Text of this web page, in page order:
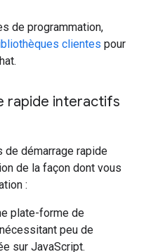
de programmation,
clientes pour
rapide interactifs
démarrage rapide
de la façon dont vous
:
plate-forme de
peu de
sur JavaScript.